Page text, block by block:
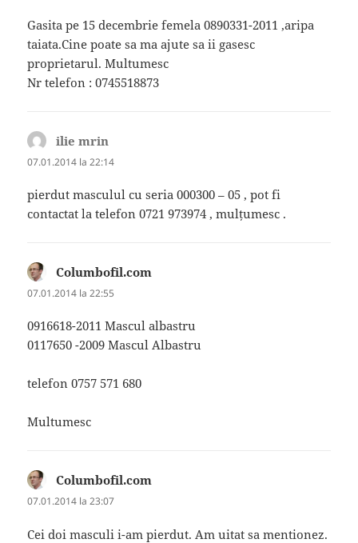
Gasita pe 15 decembrie femela 0890331-2011 ,aripa
taiata.Cine poate sa ma ajute sa ii gasesc
proprietarul. Multumesc
Nr telefon : 0745518873
ilie mrin
07.01.2014 la 22:14
pierdut masculul cu seria 000300 – 05 , pot fi
contactat la telefon 0721 973974 , mulțumesc .
Columbofil.com
07.01.2014 la 22:55
0916618-2011 Mascul albastru
0117650 -2009 Mascul Albastru
telefon 0757 571 680
Multumesc
Columbofil.com
07.01.2014 la 23:07
Cei doi masculi i-am pierdut. Am uitat sa mentionez.